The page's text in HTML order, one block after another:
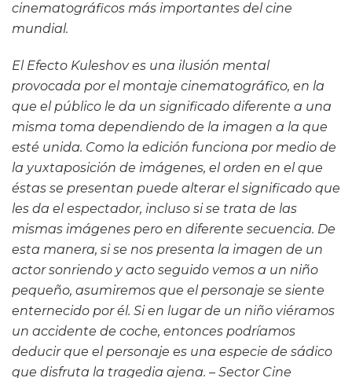
cinematográficos más importantes del cine
mundial.
El Efecto Kuleshov es una ilusión mental
provocada por el montaje cinematográfico, en la
que el público le da un significado diferente a una
misma toma dependiendo de la imagen a la que
esté unida. Como la edición funciona por medio de
la yuxtaposición de imágenes, el orden en el que
éstas se presentan puede alterar el significado que
les da el espectador, incluso si se trata de las
mismas imágenes pero en diferente secuencia. De
esta manera, si se nos presenta la imagen de un
actor sonriendo y acto seguido vemos a un niño
pequeño, asumiremos que el personaje se siente
enternecido por él. Si en lugar de un niño viéramos
un accidente de coche, entonces podríamos
deducir que el personaje es una especie de sádico
que disfruta la tragedia ajena. – Sector Cine